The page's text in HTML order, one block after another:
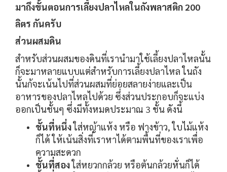
มาถึงขั้นตอนการเลี้ยงปลาไหลในถังพลาสติก 200
ลิตร กันครับ
ส่วนผสมดิน
สำหรับส่วนผสมของดินที่เรานำมาใช้เลี้ยงปลาไหลนั้น
ก็จะมาหลายแบบแต่สำหรับการเลี้ยงปลาไหล ในถัง
นั้นก้จะเน้นไปที่ส่วนผสมที่ย่อยสลายง่ายและเป็น
อาหารของปลาไหลไปด้วย ซึ่งส่วนประกอบก็จะแบ่ง
ออกเป็นชั้นๆ ซึ่งมีทั้งหมดประมาณ 3 ชั้น ดังนี้
ชั้นที่หนึ่งใส่หญ้าแห้ง หรือ ฟางข้าว, ใบไม้แห้ง
ก็ได้ ให้เน้นสิ่งที่เราหาได้ตามพื้นที่ของเราเพื่อ
ความสะดวก
ชั้นที่สองใส่หยวกกล้วย หรือต้นกล้วยหั่นก็ได้